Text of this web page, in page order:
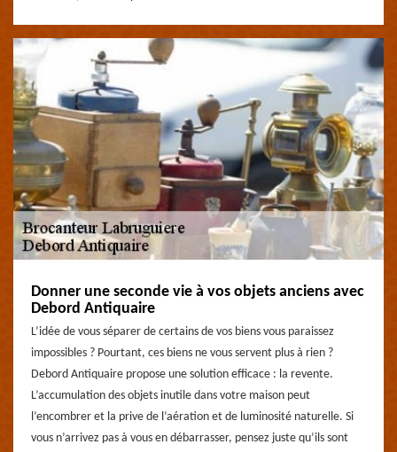
Donner une seconde vie à vos objets anciens avec
Debord Antiquaire
L’idée de vous séparer de certains de vos biens vous paraissez
impossibles ? Pourtant, ces biens ne vous servent plus à rien ?
Debord Antiquaire propose une solution efficace : la revente.
L’accumulation des objets inutile dans votre maison peut
l’encombrer et la prive de l’aération et de luminosité naturelle. Si
vous n’arrivez pas à vous en débarrasser, pensez juste qu’ils sont